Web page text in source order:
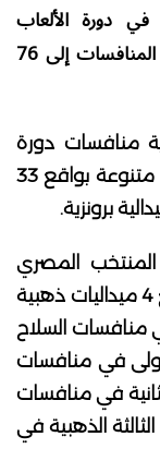
دورة الألعاب
الأفريقية للشباب المقامة في أنجولا بنهاية المنافسات إلى 76
منافسات دورة
الألعاب الأفريقية للشباب إلى 76 ميدالية متنوعة بواقع 33
المصري
للتايكوندو على 8 ميداليات متنوعة بواقع 4 ميداليات ذهبية
وفي منافسات السلاح
ذهبية الأولى في منافسات
في منافسات
الذهبية في